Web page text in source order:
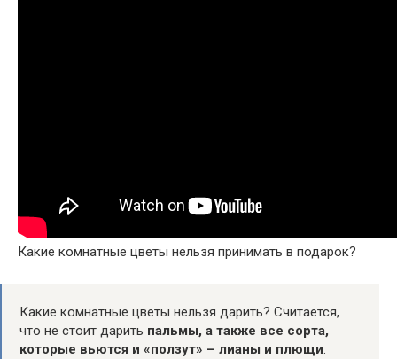
Какие комнатные цветы нельзя принимать в подарок?
Какие комнатные цветы нельзя дарить? Считается,
что не стоит дарить пальмы, а также все сорта,
которые вьются и «ползут» – лианы и плющи.